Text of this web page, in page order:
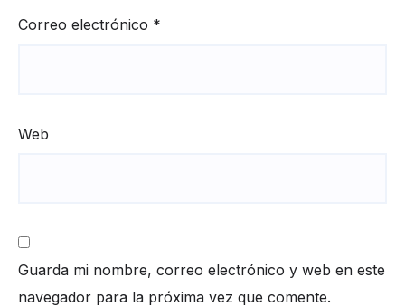
Correo electrónico *
Web
Guarda mi nombre, correo electrónico y web en este
navegador para la próxima vez que comente.